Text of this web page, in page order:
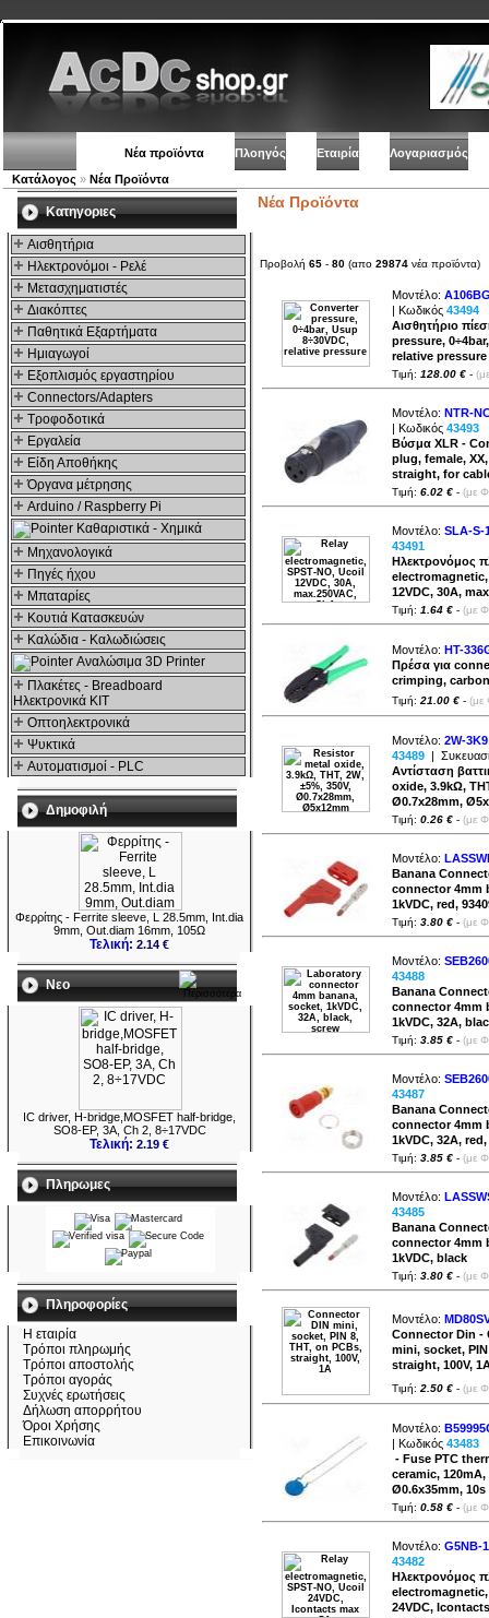
Νέα προϊόντα Πλοηγός Εταιρία
Λογαριασμός
Κατάλογος » Νέα Προϊόντα
Kατηγοριες
Αισθητήρια
Ηλεκτρονόμοι - Ρελέ
Μετασχηματιστές
Διακόπτες
Παθητικά Εξαρτήματα
Hμιαγωγοί
Εξοπλισμός εργαστηρίου
Connectors/Adapters
Τροφοδοτικά
Εργαλεία
Είδη Αποθήκης
Όργανα μέτρησης
Arduino / Raspberry Pi
Καθαριστικά - Χημικά
Μηχανολογικά
Πηγές ήχου
Μπαταρίες
Κουτιά Κατασκευών
Καλώδια - Καλωδιώσεις
Αναλώσιμα 3D Printer
Πλακέτες - Breadboard
Ηλεκτρονικά ΚΙΤ
Οπτοηλεκτρονικά
Ψυκτικά
Αυτοματισμοί - PLC
Δημοφιλή
Φερρίτης - Ferrite sleeve, L 28.5mm, Int.dia
9mm, Out.diam 16mm, 105Ω
Τελική:2.14 €
Νεο
IC driver, H-bridge,MOSFET half-bridge,
SO8-EP, 3A, Ch 2, 8÷17VDC
Τελική:2.19 €
Πληρωμες
Πληροφορίες
Η εταιρία
Τρόποι πληρωμής
Τρόποι αποστολής
Τρόποι αγοράς
Συχνές ερωτήσεις
Δήλωση απορρήτου
Όροι Χρήσης
Επικοινωνία
Νέα Προϊόντα
Προβολή 65 - 80 (απο 29874 νέα προϊόντα)
Μοντέλο:
| Κωδικός 43494
Αισθητήριο
pressure,
relative pressure
Τιμή: 128.00 € -
Μοντέλο: NTR-
| Κωδικός 43493
Βύσμα XLR -
plug, female, XX,
straight, for
Τιμή: 6.02 € - (με
Μοντέλο: SLA-S-
43491
Ηλεκτρονόμος
electromagnetic,
12VDC, 30A,
Τιμή: 1.64 € - (με
Μοντέλο: HT-
Πρέσα για
crimping,
Τιμή: 21.00 € - (με
Μοντέλο: 2W-3K9
43489 |
Αντίσταση
oxide, 3.9kΩ,
Ø0.7x28mm,
Τιμή: 0.26 € - (με
Μοντέλο:
Banana
connector 4mm
1kVDC, red,
Τιμή: 3.80 € - (με
Μοντέλο:
43488
Banana
connector 4mm
1kVDC, 32A,
Τιμή: 3.85 € - (με
Μοντέλο:
43487
Banana
connector 4mm
1kVDC, 32A,
Τιμή: 3.85 € - (με
Μοντέλο:
43485
Banana
connector 4mm
1kVDC, black
Τιμή: 3.80 € - (με
Μοντέλο:
Connector Din -
mini, socket,
straight, 100V,
Τιμή: 2.50 € - (με
Μοντέλο:
| Κωδικός 43483
- Fuse PTC
ceramic, 120mA,
Ø0.6x35mm, 10s
Τιμή: 0.58 € - (με
Μοντέλο: G5NB-
43482
Ηλεκτρονόμος
electromagnetic,
24VDC,